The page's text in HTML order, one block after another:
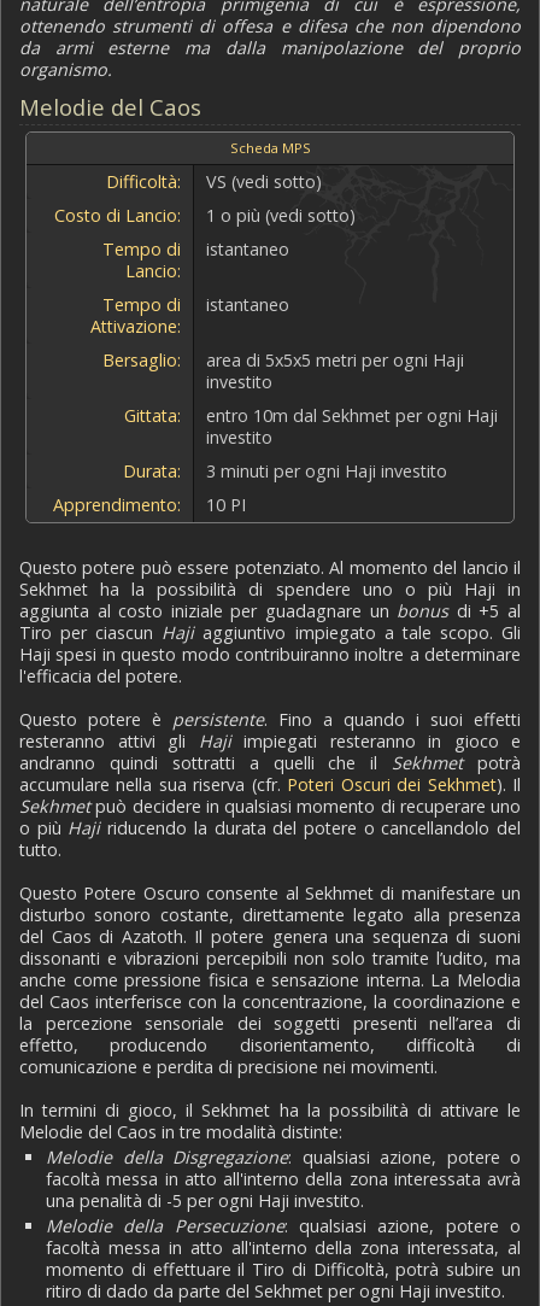
ottenendo strumenti di offesa e difesa che non dipendono
da armi esterne ma dalla manipolazione del proprio
organismo.
Melodie del Caos
Scheda MPS
Difficoltà:
VS (vedi sotto)
Costo di Lancio:
1 o più (vedi sotto)
Tempo di
Lancio:
istantaneo
Tempo di
Attivazione:
istantaneo
Bersaglio:
area di 5x5x5 metri per ogni Haji
investito
Gittata:
entro 10m dal Sekhmet per ogni Haji
investito
Durata:
3 minuti per ogni Haji investito
Apprendimento:
10 PI
Questo potere può essere potenziato. Al momento del lancio il
Sekhmet ha la possibilità di spendere uno o più Haji in
aggiunta al costo iniziale per guadagnare un bonusdi +5 al
Tiro per ciascun Hajiaggiuntivo impiegato a tale scopo. Gli
Haji spesi in questo modo contribuiranno inoltre a determinare
l'efficacia del potere.
Questo potere è persistente. Fino a quando i suoi effetti
resteranno attivi gli Hajiimpiegati resteranno in gioco e
andranno quindi sottratti a quelli che il Sekhmetpotrà
accumulare nella sua riserva (cfr. Poteri Oscuri dei Sekhmet). Il
Sekhmetpuò decidere in qualsiasi momento di recuperare uno
o più Hajiriducendo la durata del potere o cancellandolo del
tutto.
Questo Potere Oscuro consente al Sekhmet di manifestare un
disturbo sonoro costante, direttamente legato alla presenza
del Caos di Azatoth. Il potere genera una sequenza di suoni
dissonanti e vibrazioni percepibili non solo tramite l’udito, ma
anche come pressione fisica e sensazione interna. La Melodia
del Caos interferisce con la concentrazione, la coordinazione e
la percezione sensoriale dei soggetti presenti nell’area di
effetto, producendo disorientamento, difficoltà di
comunicazione e perdita di precisione nei movimenti.
In termini di gioco, il Sekhmet ha la possibilità di attivare le
Melodie del Caos in tre modalità distinte:
Melodie della Disgregazione: qualsiasi azione, potere o
facoltà messa in atto all'interno della zona interessata avrà
una penalità di -5 per ogni Haji investito.
Melodie della Persecuzione: qualsiasi azione, potere o
facoltà messa in atto all'interno della zona interessata, al
momento di effettuare il Tiro di Difficoltà, potrà subire un
ritiro di dado da parte del Sekhmet per ogni Haji investito.